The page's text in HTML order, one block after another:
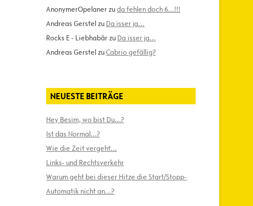
AnonymerOpelanerzuda fehlen doch 6…!!!
Andreas Gerstelzu Da isser ja…
Rocks E - Liebhabärzu Da isser ja…
Andreas GerstelzuCabrio gefällig?
NEUESTE BEITRÄGE
Hey Besim, wo bist Du…?
Ist das Normal…?
Wie die Zeit vergeht…
Links- und Rechtsverkehr
Warum geht bei dieser Hitze die Start/Stopp-
Automatik nicht an…?